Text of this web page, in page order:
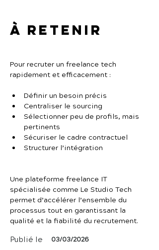
À retenir
Pour recruter un freelance tech
rapidement et efficacement :
Définir un besoin précis
Centraliser le sourcing
Sélectionner peu de profils, mais
pertinents
Sécuriser le cadre contractuel
Structurer l’intégration
Une plateforme freelance IT
spécialisée comme Le Studio Tech
permet d’accélérer l’ensemble du
processus tout en garantissant la
qualité et la fiabilité du recrutement.
Publié le 03/03/2026